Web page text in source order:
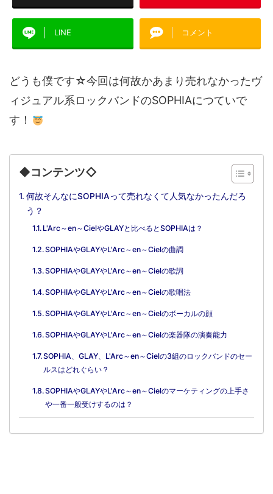
LINE コメント
どうも僕です☆今回は何故かあまり売れなかったヴ
ィジュアル系ロックバンドのSOPHIAにつていで
す！
◆コンテンツ◇
何故そんなにSOPHIAって売れなくて人気なかったんだろ
う？
L'Arc～en～CielやGLAYと比べるとSOPHIAは？
SOPHIAやGLAYやL'Arc～en～Cielの曲調
SOPHIAやGLAYやL'Arc～en～Cielの歌詞
SOPHIAやGLAYやL'Arc～en～Cielの歌唱法
SOPHIAやGLAYやL'Arc～en～Cielのボーカルの顔
SOPHIAやGLAYやL'Arc～en～Cielの楽器隊の演奏能力
SOPHIA、GLAY、L'Arc～en～Cielの3組のロックバンドのセー
ルスはどれぐらい？
SOPHIAやGLAYやL'Arc～en～Cielのマーケティングの上手さ
や一番一般受けするのは？